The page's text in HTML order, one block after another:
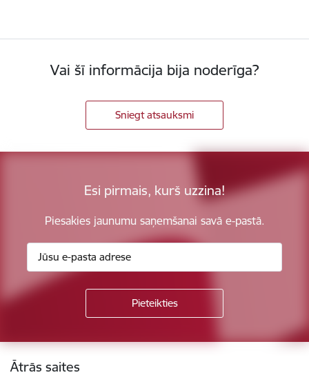
Vai šī informācija bija noderīga?
Sniegt atsauksmi
Esi pirmais, kurš uzzina!
Piesakies jaunumu saņemšanai savā e-pastā.
Kājene
Ātrās saites